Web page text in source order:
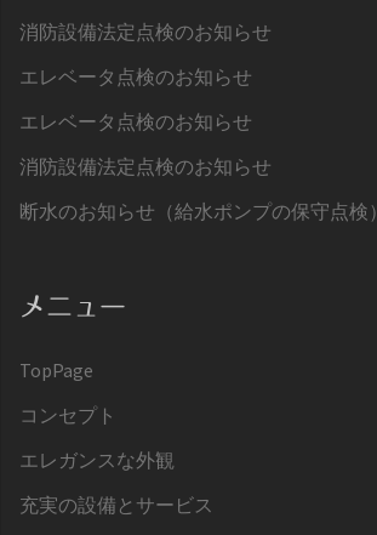
消防設備法定点検のお知らせ
エレベータ点検のお知らせ
エレベータ点検のお知らせ
消防設備法定点検のお知らせ
断水のお知らせ（給水ポンプの保守点検）
メニュー
TopPage
コンセプト
エレガンスな外観
充実の設備とサービス